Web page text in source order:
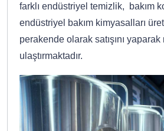
farklı endüstriyel temizlik, bakım
endüstriyel bakım kimyasalları
perakende olarak satışını
ulaştırmaktadır.